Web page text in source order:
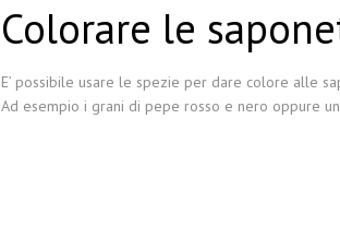
Colorare le
E’ possibile usare le spezie per dare colore alle
Ad esempio i grani di pepe rosso e nero oppure